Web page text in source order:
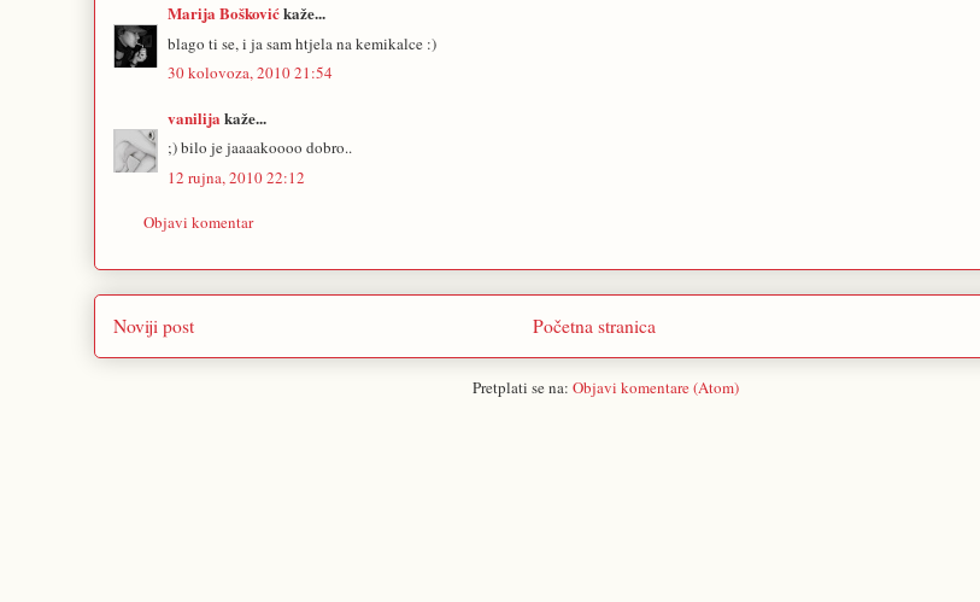
Marija Boškovićkaže...
blago ti se, i ja sam htjela na kemikalce :)
30 kolovoza, 2010 21:54
vanilija kaže...
;) bilo je jaaaakoooo dobro..
12 rujna, 2010 22:12
Objavi komentar
Noviji post Početna stranica
Pretplati se na: Objavi komentare (Atom)